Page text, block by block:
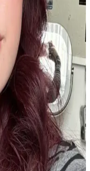
taşları ve şık pembe
pratik kullanımıyla
ile Doğal
rahatlama sunarak
şekillendiriyor. Bu
plana çıkarıyor.
Koruma
ve yetersiz hava
etkiler. Bu makalede, bu
ele alınmaktadır.